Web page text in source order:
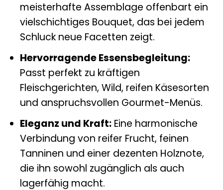
meisterhafte Assemblage offenbart ein
vielschichtiges Bouquet, das bei jedem
Schluck neue Facetten zeigt.
Hervorragende Essensbegleitung:
Passt perfekt zu kräftigen
Fleischgerichten, Wild, reifen Käsesorten
und anspruchsvollen Gourmet-Menüs.
Eleganz und Kraft:Eine harmonische
Verbindung von reifer Frucht, feinen
Tanninen und einer dezenten Holznote,
die ihn sowohl zugänglich als auch
lagerfähig macht.